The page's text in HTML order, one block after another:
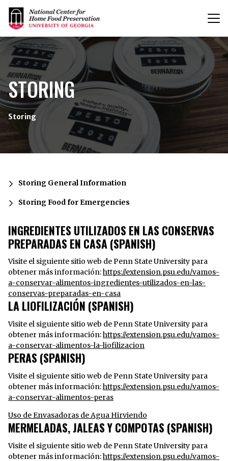
{/exp:channel:entires}
STORING
Storing
Storing General Information
Storing Food for Emergencies
INGREDIENTES UTILIZADOS EN LAS CONSERVAS
PREPARADAS EN CASA (SPANISH)
Visite el siguiente sitio web de Penn State University para
obtener más información:https://extension.psu.edu/vamos-
a-conservar-alimentos-ingredientes-utilizados-en-las-
conservas-preparadas-en-casa
LA LIOFILIZACIÓN (SPANISH)
Visite el siguiente sitio web de Penn State University para
obtener más información:https://extension.psu.edu/vamos-
a-conservar-alimentos-la-liofilizacion
PERAS (SPANISH)
Visite el siguiente sitio web de Penn State University para
obtener más información:https://extension.psu.edu/vamos-
a-conservar-alimentos-peras
Uso de Envasadoras de Agua Hirviendo
MERMELADAS, JALEAS Y COMPOTAS (SPANISH)
Visite el siguiente sitio web de Penn State University para
obtener más información:https://extension.psu.edu/vamos-